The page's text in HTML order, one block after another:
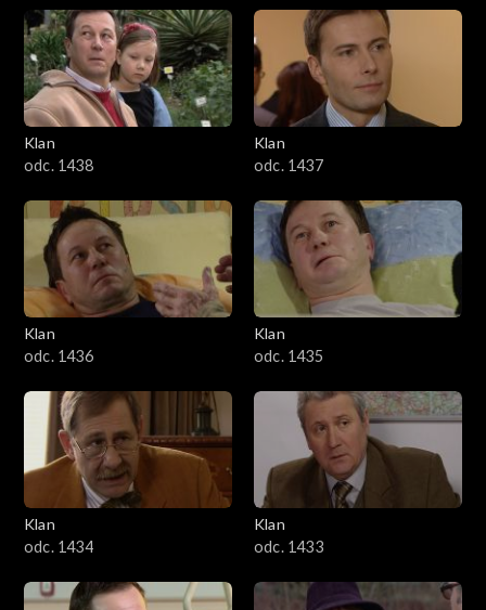
Klan
odc. 1438
Klan
odc. 1437
Klan
odc. 1436
Klan
odc. 1435
Klan
odc. 1434
Klan
odc. 1433